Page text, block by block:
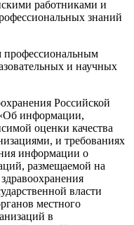
работниками и
знаний
профессиональным
и научных
Российской
информации,
оценки качества
и требованиях
информации о
размещаемой на
власти
местного
в